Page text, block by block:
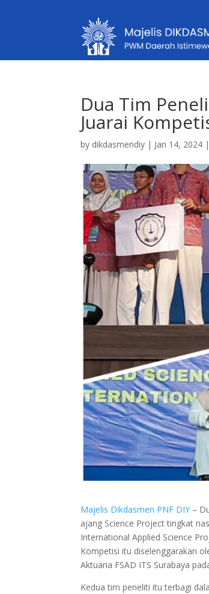
Dua Tim
Juarai
by dikdasmendiy | Jan 14, 2024 |
Majelis Dikdasmen PNF DIY –
ajang Science Project tingkat
International Applied Science
Kompetisi itu diselenggarakan
Aktuaria FSAD ITS Surabaya
Kedua tim peneliti itu terbagi